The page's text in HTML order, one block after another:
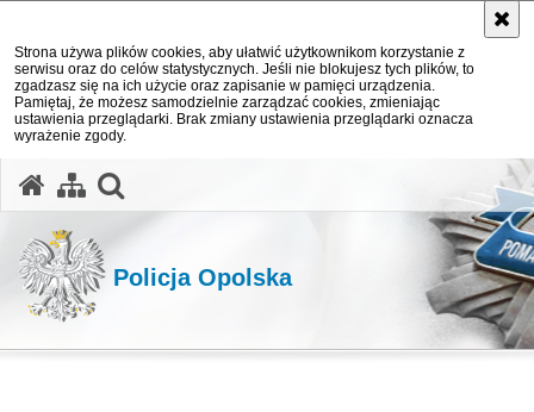
Strona używa plików cookies, aby ułatwić użytkownikom korzystanie z
serwisu oraz do celów statystycznych. Jeśli nie blokujesz tych plików, to
zgadzasz się na ich użycie oraz zapisanie w pamięci urządzenia.
Pamiętaj, że możesz samodzielnie zarządzać cookies, zmieniając
ustawienia przeglądarki. Brak zmiany ustawienia przeglądarki oznacza
wyrażenie zgody.
Policja Opolska